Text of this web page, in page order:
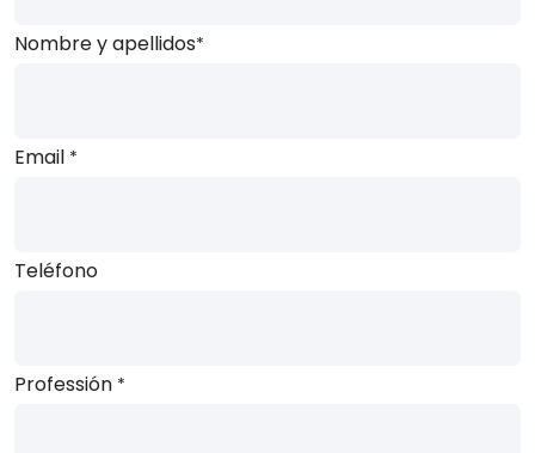
Nombre y apellidos*
Email *
Teléfono
Professión *